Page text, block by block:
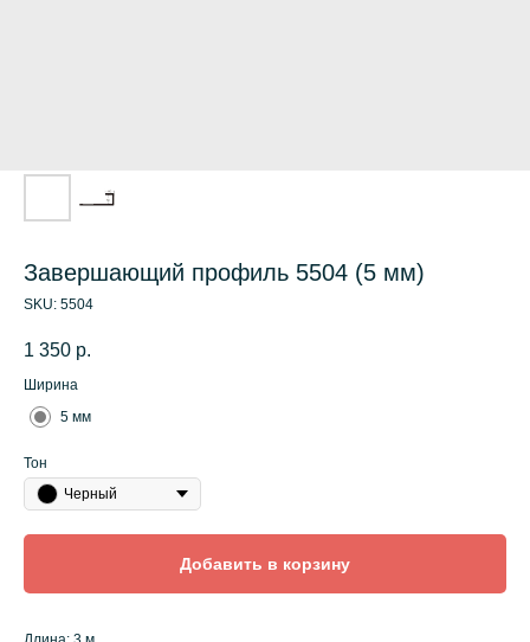
Завершающий профиль 5504 (5 мм)
SKU: 5504
1 350 р.
Ширина
5 мм
Тон
Черный
Добавить в корзину